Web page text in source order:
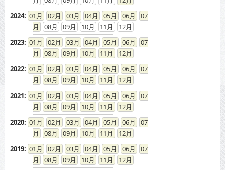
2024: 01 02 03 04 05 06
07
08
09 10 11
12
2023: 01 02 03 04 05 06
07
08
09 10 11
12
2022: 01 02 03 04 05 06
07
08
09 10 11
12
2021: 01 02 03 04 05 06
07
08
09 10 11
12
2020: 01 02 03 04 05 06
07
08
09 10 11
12
2019: 01 02 03 04 05 06
07
08
09 10 11
12